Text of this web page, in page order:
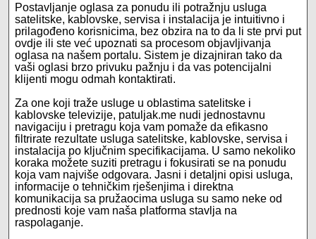
Postavljanje oglasa za ponudu ili potražnju usluga
satelitske, kablovske, servisa i instalacija je intuitivno i
prilagođeno korisnicima, bez obzira na to da li ste prvi put
ovdje ili ste već upoznati sa procesom objavljivanja
oglasa na našem portalu. Sistem je dizajniran tako da
vaši oglasi brzo privuku pažnju i da vas potencijalni
klijenti mogu odmah kontaktirati.
Za one koji traže usluge u oblastima satelitske i
kablovske televizije, patuljak.me nudi jednostavnu
navigaciju i pretragu koja vam pomaže da efikasno
filtrirate rezultate usluga satelitske, kablovske, servisa i
instalacija po ključnim specifikacijama. U samo nekoliko
koraka možete suziti pretragu i fokusirati se na ponudu
koja vam najviše odgovara. Jasni i detaljni opisi usluga,
informacije o tehničkim rješenjima i direktna
komunikacija sa pružaocima usluga su samo neke od
prednosti koje vam naša platforma stavlja na
raspolaganje.